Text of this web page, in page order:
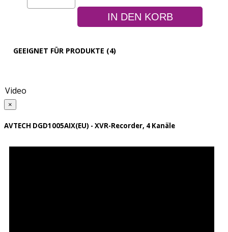
GEEIGNET FÜR PRODUKTE (4)
Video
×
AVTECH DGD1005AIX(EU) - XVR-Recorder, 4 Kanäle